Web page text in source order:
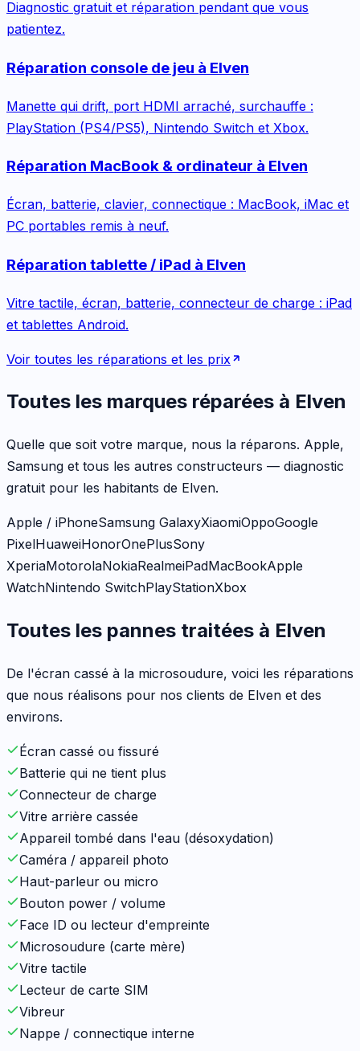
Diagnostic gratuit et réparation pendant que vous
patientez.
Réparation console de jeu à Elven
Manette qui drift, port HDMI arraché, surchauffe :
PlayStation (PS4/PS5), Nintendo Switch et Xbox.
Réparation MacBook & ordinateur à Elven
Écran, batterie, clavier, connectique : MacBook, iMac et
PC portables remis à neuf.
Réparation tablette / iPad à Elven
Vitre tactile, écran, batterie, connecteur de charge : iPad
et tablettes Android.
Voir toutes les réparations et les prix
Toutes les marques réparées à Elven
Quelle que soit votre marque, nous la réparons. Apple,
Samsung et tous les autres constructeurs — diagnostic
gratuit pour les habitants de Elven.
Apple / iPhoneSamsung GalaxyXiaomiOppoGoogle
PixelHuaweiHonorOnePlusSony
XperiaMotorolaNokiaRealmeiPadMacBookApple
WatchNintendo SwitchPlayStationXbox
Toutes les pannes traitées à Elven
De l'écran cassé à la microsoudure, voici les réparations
que nous réalisons pour nos clients de Elven et des
environs.
Écran cassé ou fissuré
Batterie qui ne tient plus
Connecteur de charge
Vitre arrière cassée
Appareil tombé dans l'eau (désoxydation)
Caméra / appareil photo
Haut-parleur ou micro
Bouton power / volume
Face ID ou lecteur d'empreinte
Microsoudure (carte mère)
Vitre tactile
Lecteur de carte SIM
Vibreur
Nappe / connectique interne